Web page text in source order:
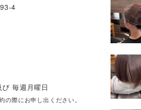
4
毎週月曜日
際にお申し出ください。